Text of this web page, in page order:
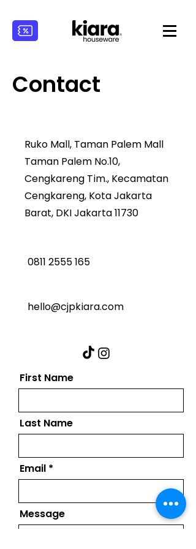
Contact
Ruko Mall, Taman Palem Mall
Taman Palem No.10,
Cengkareng Tim., Kecamatan
Cengkareng, Kota Jakarta
Barat, DKI Jakarta 11730
0811 2555 165
hello@cjpkiara.com
First Name
Last Name
Email
Message